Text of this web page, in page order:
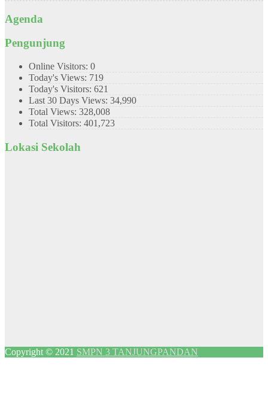
Agenda
Pengunjung
Online Visitors: 0
Today's Views: 719
Today's Visitors: 621
Last 30 Days Views: 34,990
Total Views: 328,008
Total Visitors: 401,723
Lokasi Sekolah
Copyright © 2021 SMPN 3 TANJUNGPANDAN